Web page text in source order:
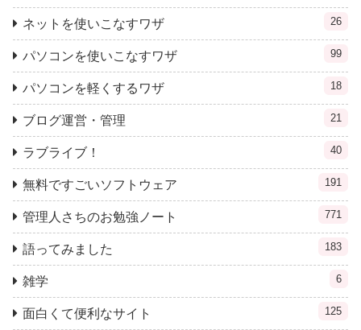
ネットを使いこなすワザ 26
パソコンを使いこなすワザ 99
パソコンを軽くするワザ 18
ブログ運営・管理 21
ラブライブ！ 40
無料ですごいソフトウェア 191
管理人さちのお勉強ノート 771
語ってみました 183
雑学 6
面白くて便利なサイト 125